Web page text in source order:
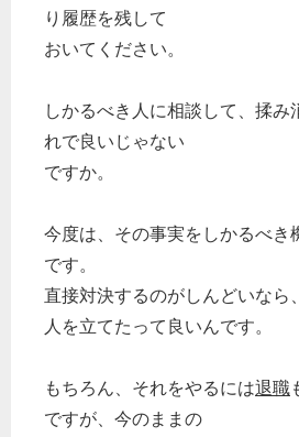
り履歴を残して
おいてください。
しかるべき人に相談して、揉み
れで良いじゃない
ですか。
今度は、その事実をしかるべき
です。
直接対決するのがしんどいなら
人を立てたって良いんです。
もちろん、それをやるには退職
ですが、今のままの